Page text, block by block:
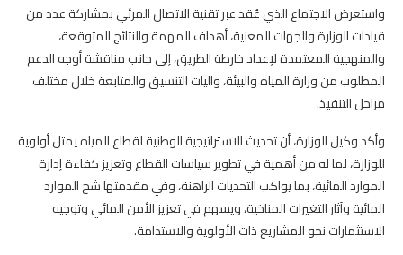
واستعرض الاجتماع الذي عُقد عبر تقنية الاتصال المرئي بمشاركة عدد من
قيادات الوزارة والجهات المعنية، أهداف المهمة والنتائج المتوقعة،
والمنهجية المعتمدة لإعداد خارطة الطريق، إلى جانب مناقشة أوجه الدعم
المطلوب من وزارة المياه والبيئة، وآليات التنسيق والمتابعة خلال مختلف
مراحل التنفيذ.
وأكد وكيل الوزارة، أن تحديث الاستراتيجية الوطنية لقطاع المياه يمثل أولوية
للوزارة، لما له من أهمية في تطوير سياسات القطاع وتعزيز كفاءة إدارة
الموارد المائية، بما يواكب التحديات الراهنة، وفي مقدمتها شح الموارد
المائية وآثار التغيرات المناخية، ويسهم في تعزيز الأمن المائي وتوجيه
الاستثمارات نحو المشاريع ذات الأولوية والاستدامة.